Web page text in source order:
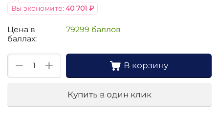
Вы экономите: 40 701 ₽
Цена в
баллах:
79299 баллов
+
− В корзину
Купить в один клик